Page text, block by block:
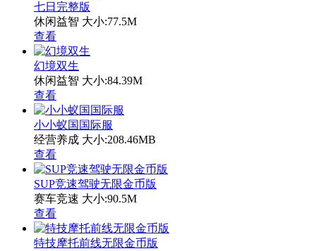
七日完整版
休闲益智 大小:77.5M
查看
幻境双生
休闲益智 大小:84.39M
查看
小小蚁国国际服
经营养成 大小:208.46MB
查看
SUP竞速驾驶无限金币版
赛车竞速 大小:90.5M
查看
特技摩托前线无限金币版